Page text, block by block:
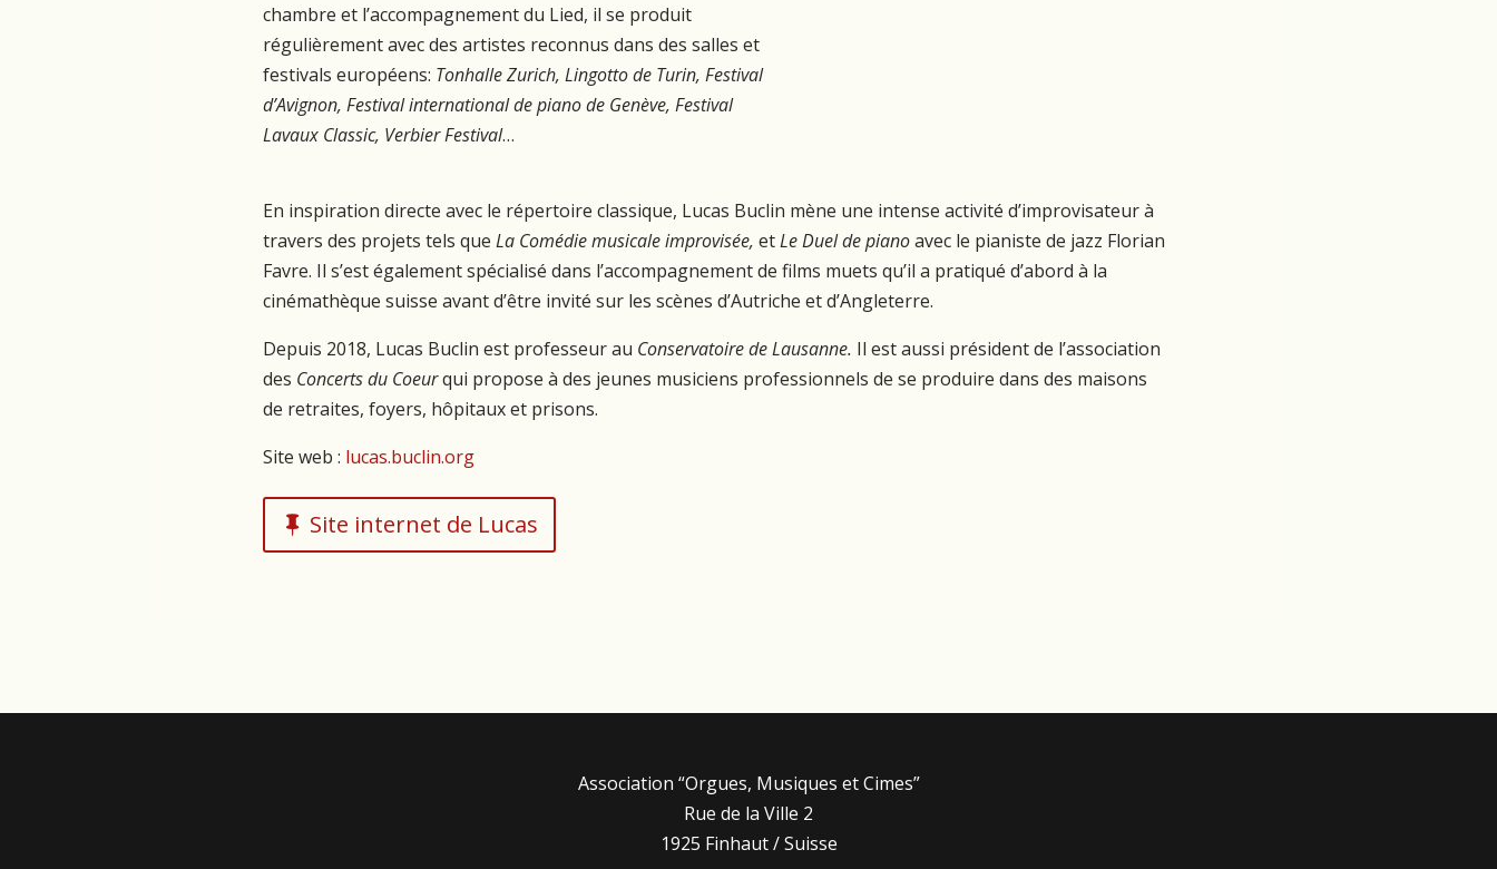
chambre et l’accompagnement du Lied, il se produit
régulièrement avec des artistes reconnus dans des salles et
festivals européens: Tonhalle Zurich, Lingotto de Turin, Festival
d’Avignon, Festival international de piano de Genève, Festival
Lavaux Classic, Verbier Festival…
En inspiration directe avec le répertoire classique, Lucas Buclin mène une intense activité d’improvisateur à
travers des projets tels queLa Comédie musicale improvisée,etLe Duel de pianoavec le pianiste de jazz Florian
Favre. Il s’est également spécialisé dans l’accompagnement de films muets qu’il a pratiqué d’abord à la
cinémathèque suisse avant d’être invité sur les scènes d’Autriche et d’Angleterre.
Depuis 2018, Lucas Buclin est professeur au Conservatoire de Lausanne. Il est aussi président de l’association
des Concerts du Coeurqui propose à des jeunes musiciens professionnels de se produire dans des maisons
de retraites, foyers, hôpitaux et prisons.
Site web : lucas.buclin.org
Site internet de Lucas
Association “Orgues, Musiques et Cimes”
Rue de la Ville 2
1925 Finhaut / Suisse